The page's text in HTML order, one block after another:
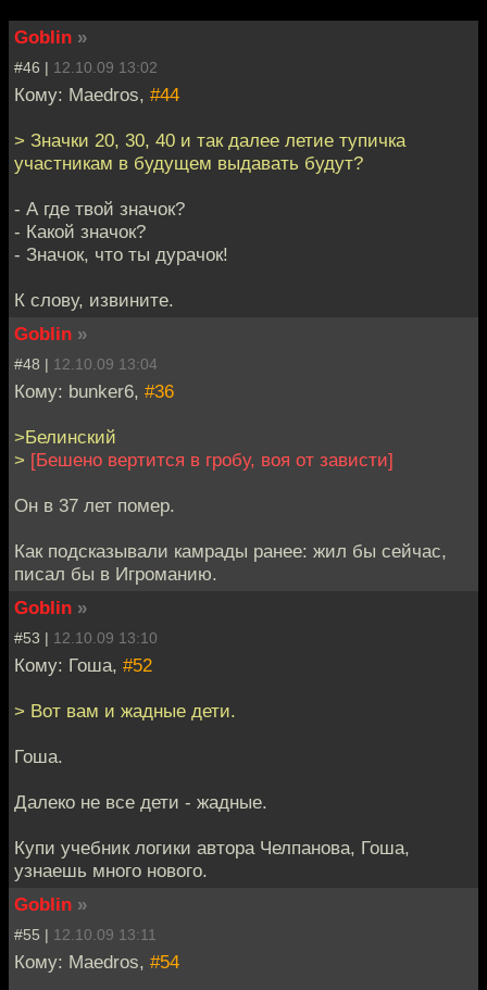
Goblin »
#46 | 12.10.09 13:02
Кому: Maedros, #44
> Значки 20, 30, 40 и так далее летие тупичка
участникам в будущем выдавать будут?
- А где твой значок?
- Какой значок?
- Значок, что ты дурачок!
К слову, извините.
Goblin »
#48 | 12.10.09 13:04
Кому: bunker6, #36
>Белинский
> [Бешено вертится в гробу, воя от зависти]
Он в 37 лет помер.
Как подсказывали камрады ранее: жил бы сейчас,
писал бы в Игроманию.
Goblin »
#53 | 12.10.09 13:10
Кому: Гоша, #52
> Вот вам и жадные дети.
Гоша.
Далеко не все дети - жадные.
Купи учебник логики автора Челпанова, Гоша,
узнаешь много нового.
Goblin »
#55 | 12.10.09 13:11
Кому: Maedros, #54